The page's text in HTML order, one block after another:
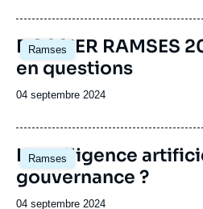
publication
Ramses
Image
principale
DOSSIER RAMSES
en questions
Date
publication
04 septembre 2024
Ramses
Image
principale
L'Intelligence
gouvernance ?
Date
04 septembre 2024